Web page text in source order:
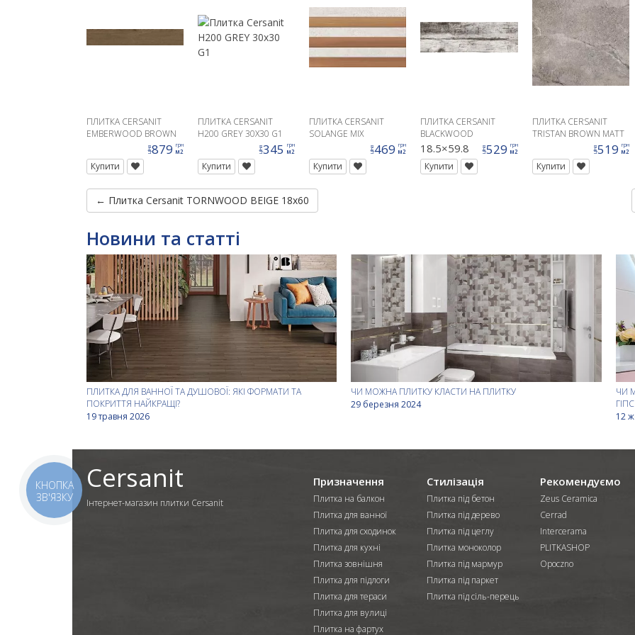
ПЛИТКА CERSANIT
EMBERWOOD BROWN
MAT RECT 19, 8X119, 8
G1
ціна879 грн
м2
Купити
ПЛИТКА CERSANIT
H200 GREY 30X30 G1
ціна345 грн
м2
Купити
ПЛИТКА CERSANIT
SOLANGE MIX
STRUCTURE 25X40 G1
ціна469 грн
м2
Купити
ПЛИТКА CERSANIT
BLACKWOOD
18.5×59.8 ціна529 грн
м2
Купити
ПЛИТКА CERSANIT
TRISTAN BROWN MATT
ціна519 грн
м2
Купити
← Плитка Cersanit TORNWOOD BEIGE 18x60
Новини та статті
ПЛИТКА ДЛЯ ВАННОЇ ТА ДУШОВОЇ: ЯКІ ФОРМАТИ ТА
ПОКРИТТЯ НАЙКРАЩІ?
19 травня 2026
ЧИ МОЖНА ПЛИТКУ КЛАСТИ НА ПЛИТКУ
29 березня 2024
ЧИ
12
Cersanit
Інтернет-магазин плитки Cersanit
Призначення
Плитка на балкон
Плитка для ванної
Плитка для сходинок
Плитка для кухні
Плитка зовнішня
Плитка для підлоги
Плитка для тераси
Плитка для вулиці
Плитка на фартух
Стилізація
Плитка під бетон
Плитка під дерево
Плитка під цеглу
Плитка моноколор
Плитка під мармур
Плитка під паркет
Плитка під сіль-перець
Рекомендуємо
Zeus Ceramica
Cerrad
Intercerama
PLITKASHOP
Opoczno
КНОПКА
ЗВ'ЯЗКУ